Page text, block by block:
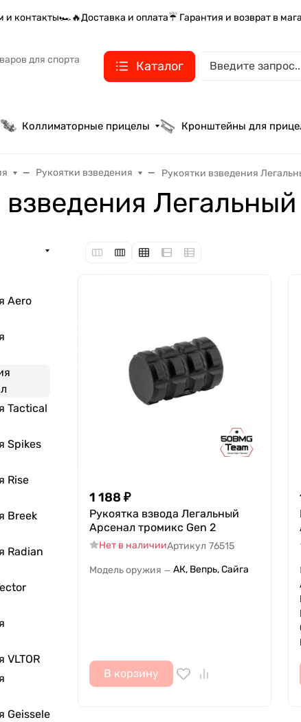
и контакты🏎️🔥Доставка и оплата☔ Гарантия и возврат в
для спорта
Каталог
Коллиматорные прицелы Кронштейны для
Рукоятки взведения Рукоятки взведения
взведения
Aero
Tactical
Spikes
Rise
Breek
Radian
VLTOR
Geissele
1 188 ₽
Рукоятка взвода Легальный
Арсенал тромикс Gen 2
Нет в наличииАртикул 76515
Модель оружия — АК, Вепрь, Сайга
В корзину